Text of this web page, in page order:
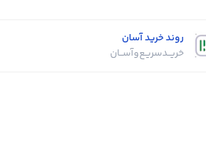
روند خرید آسان
خریــد‌سریـع‌و‌آســان